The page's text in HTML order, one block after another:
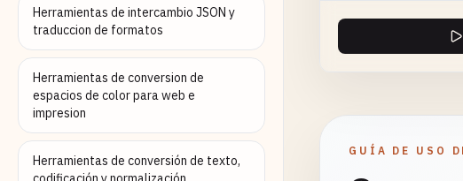
Herramientas de intercambio JSON y
traduccion de formatos
Herramientas de conversion de
espacios de color para web e
impresion
Herramientas de conversión de texto,
GUÍA DE USO